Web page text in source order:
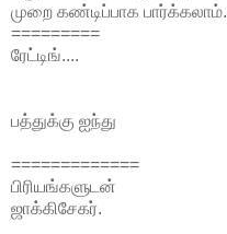
முறை கண்டிப்பாக பார்க்கலாம்.
=========
ரேட்டிங்....
பத்துக்கு ஐந்து
=============
பிரியங்களுடன்
ஜாக்கிசேகர்.